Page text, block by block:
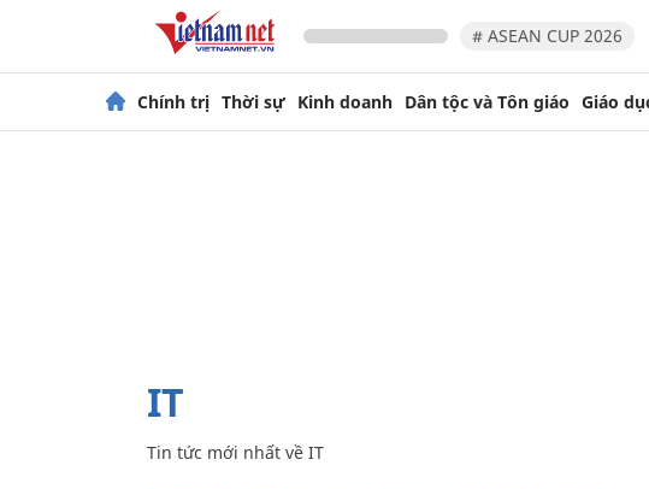
# ASEAN CUP 2026
Chính trị Thời sự Kinh doanh Dân tộc và Tôn giáo Giáo
IT
Tin tức mới nhất về IT